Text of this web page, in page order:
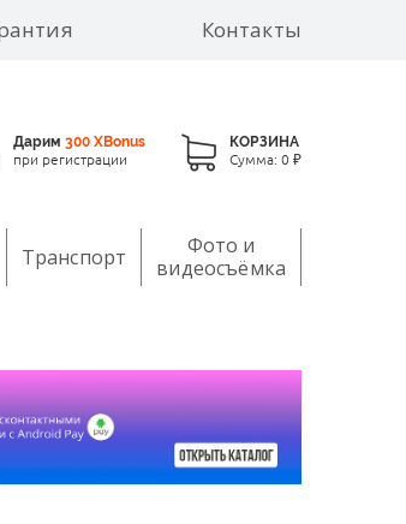
Контакты
Дарим 300 XBonus
при регистрации
КОРЗИНА
Сумма: 0 ₽
Транспорт
Фото и
видеосъёмка